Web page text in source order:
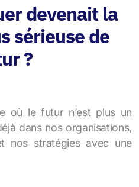
devenait la
sérieuse de
?
où le futur n’est plus un
dans nos organisations,
nos stratégies avec une